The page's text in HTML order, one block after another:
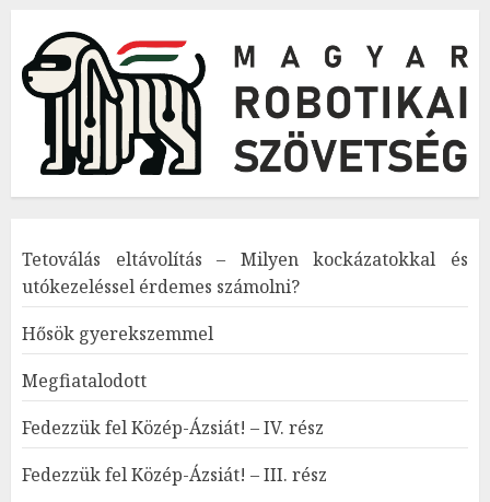
Tetoválás eltávolítás – Milyen kockázatokkal és
utókezeléssel érdemes számolni?
Hősök gyerekszemmel
Megfiatalodott
Fedezzük fel Közép-Ázsiát! – IV. rész
Fedezzük fel Közép-Ázsiát! – III. rész